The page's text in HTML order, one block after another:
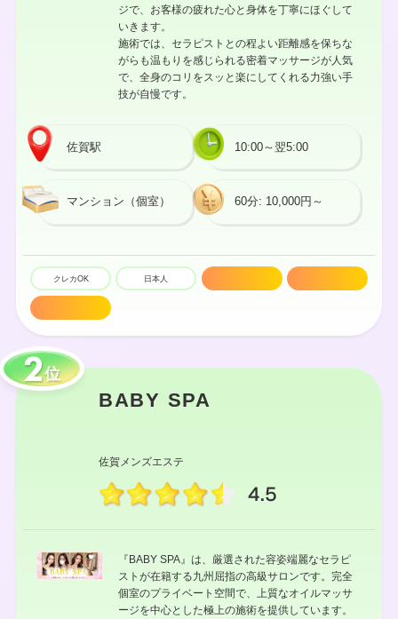
ジで、お客様の疲れた心と身体を丁寧にほぐして
いきます。
施術では、セラピストとの程よい距離感を保ちな
がらも温もりを感じられる密着マッサージが人気
で、全身のコリをスッと楽にしてくれる力強い手
技が自慢です。
佐賀駅 10:00～翌5:00
マンション（個室） 60分: 10,000円～
クレカOK 日本人
位
BABY SPA
佐賀メンズエステ
4.5
『BABY SPA』は、厳選された容姿端麗なセラピ
ストが在籍する九州屈指の高級サロンです。完全
個室のプライベート空間で、上質なオイルマッサ
ージを中心とした極上の施術を提供しています。